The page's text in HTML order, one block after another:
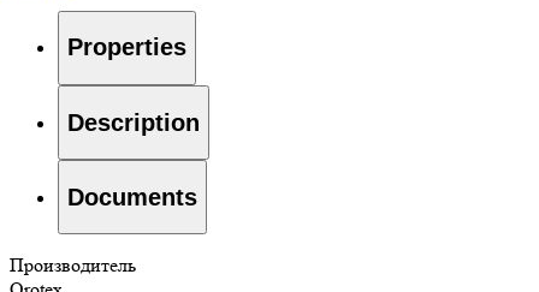
Properties
Description
Documents
Производитель